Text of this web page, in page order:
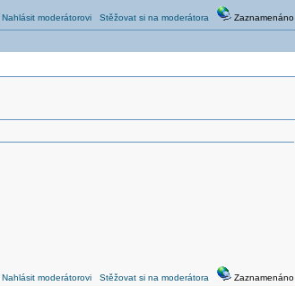
Nahlásit moderátorovi Stěžovat si na moderátora Zaznamenáno
Nahlásit moderátorovi Stěžovat si na moderátora Zaznamenáno